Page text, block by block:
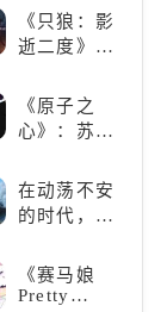
探索与极致
冒险
《只狼：影
逝二度》：
魄的忍者之
旅
《原子之
心》：苏联
游戏盛宴与
瑕疵
在动荡不安
的时代，踏
《赛马娘
Pretty